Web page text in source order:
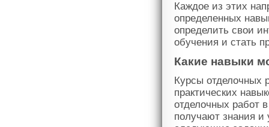
Каждое из этих
определенных
определить свои
обучения и стать
Какие навыки
Курсы отделочных
практических
отделочных работ
получают знания и